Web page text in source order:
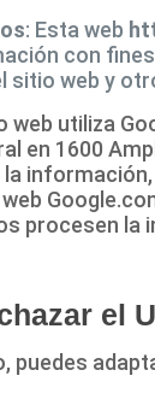
: Esta web
con
sitio web y
web utiliza
en 1600
procesen la
el
puedes